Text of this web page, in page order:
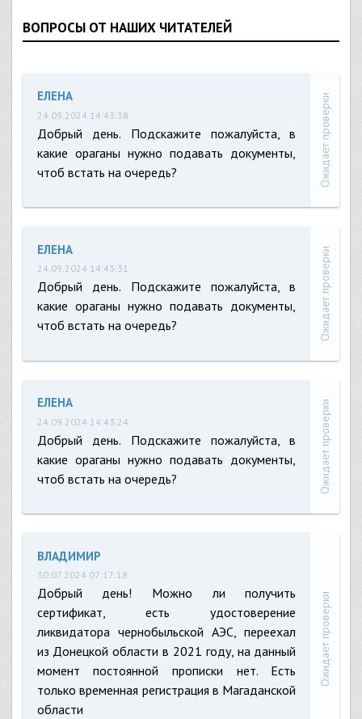
ВОПРОСЫ ОТ НАШИХ ЧИТАТЕЛЕЙ
ЕЛЕНА
24.09.2024 14:43:38
Добрый день. Подскажите пожалуйста, в
какие ораганы нужно подавать документы,
чтоб встать на очередь?
Ожидает проверки
ЕЛЕНА
24.09.2024 14:43:31
Добрый день. Подскажите пожалуйста, в
какие ораганы нужно подавать документы,
чтоб встать на очередь?
Ожидает проверки
ЕЛЕНА
24.09.2024 14:43:24
Добрый день. Подскажите пожалуйста, в
какие ораганы нужно подавать документы,
чтоб встать на очередь?
Ожидает проверки
ВЛАДИМИР
30.07.2024 07:17:18
Добрый день! Можно ли получить
сертификат, есть удостоверение
ликвидатора чернобыльской АЭС, переехал
из Донецкой области в 2021 году, на данный
момент постоянной прописки нет. Есть
только временная регистрация в Магаданской
области
Ожидает проверки